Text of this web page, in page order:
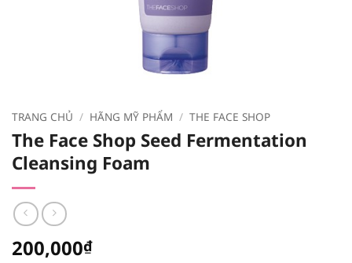
TRANG CHỦ / HÃNG MỸ PHẨM / THE FACE SHOP
The Face Shop Seed Fermentation
Cleansing Foam
200,000₫